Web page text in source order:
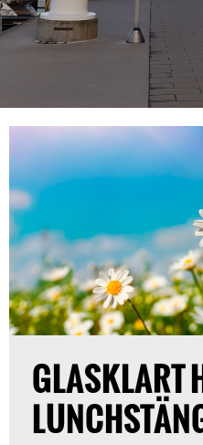
GLASKLART